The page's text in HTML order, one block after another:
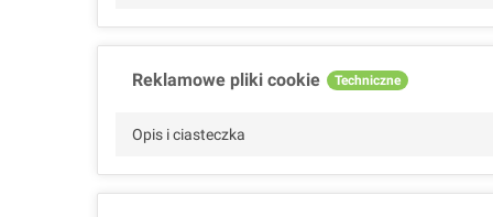
Reklamowe pliki cookie Techniczne
Opis i ciasteczka